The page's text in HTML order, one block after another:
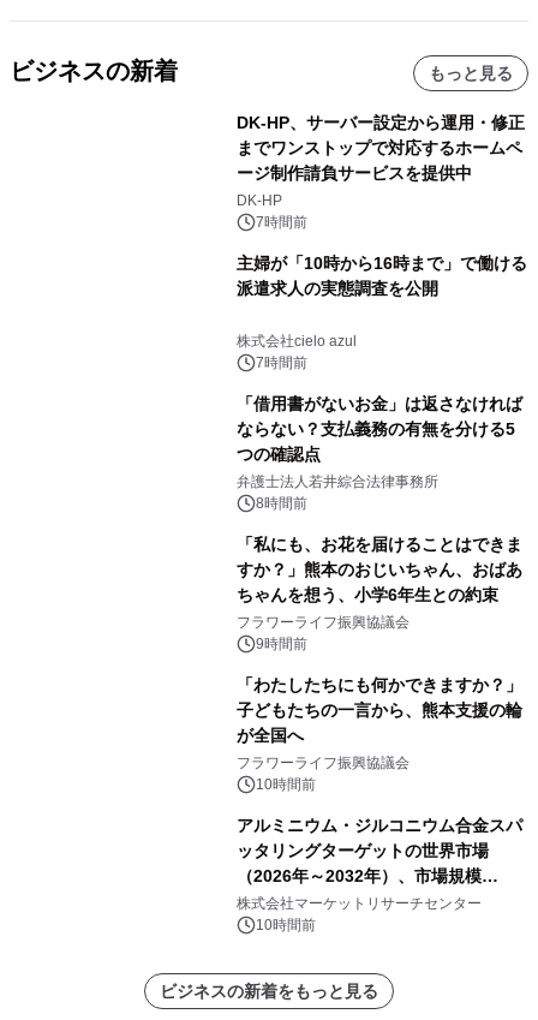
ビジネスの新着 もっと見る
DK-HP、サーバー設定から運用・修正
までワンストップで対応するホームペ
ージ制作請負サービスを提供中
DK-HP
7時間前
主婦が「10時から16時まで」で働ける
派遣求人の実態調査を公開
株式会社cielo azul
7時間前
「借用書がないお金」は返さなければ
ならない？支払義務の有無を分ける5
つの確認点
弁護士法人若井綜合法律事務所
8時間前
「私にも、お花を届けることはできま
すか？」熊本のおじいちゃん、おばあ
ちゃんを想う、小学6年生との約束
フラワーライフ振興協議会
9時間前
「わたしたちにも何かできますか？」
子どもたちの一言から、熊本支援の輪
が全国へ
フラワーライフ振興協議会
10時間前
アルミニウム・ジルコニウム合金スパ
ッタリングターゲットの世界市場
（2026年～2032年）、市場規模
（0.995、0.999、その他）・分析レポ
ートを発表
株式会社マーケットリサーチセンター
10時間前
ビジネスの新着をもっと見る